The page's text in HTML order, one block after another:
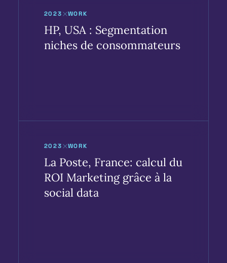
2023 WORK
HP, USA : Segmentation
niches de consommateurs
2023 WORK
La Poste, France: calcul du
ROI Marketing grâce à la
social data